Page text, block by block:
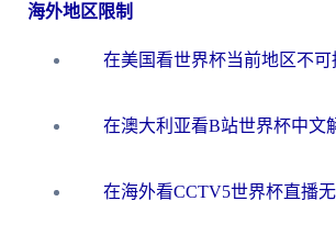
海外地区限制